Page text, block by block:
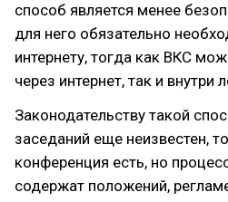
способ является менее
для него обязательно
интернету, тогда как ВКС
через интернет, так и внутри
Законодательству такой
заседаний еще неизвестен,
конференция есть, но
содержат положений,